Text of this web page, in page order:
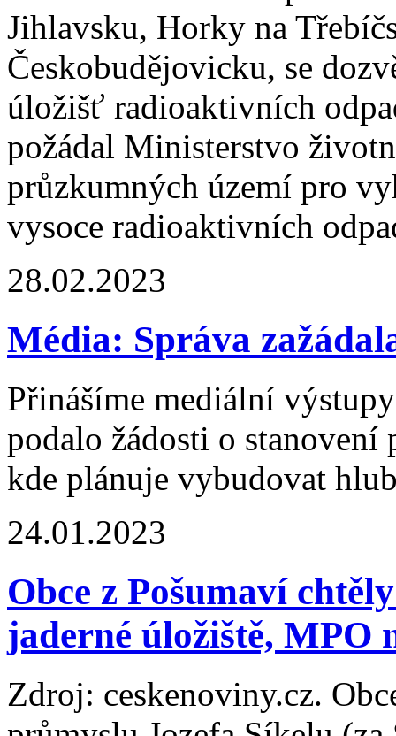
Jihlavsku, Horky na
Českobudějovicku, se
úložišť radioaktivních
požádal Ministerstvo
průzkumných území pro
vysoce radioaktivních
28.02.2023
Média: Správa
Přinášíme mediální
podalo žádosti o
kde plánuje vybudovat
24.01.2023
Obce z Pošumaví
jaderné úložiště, MPO
Zdroj: ceskenoviny.cz.